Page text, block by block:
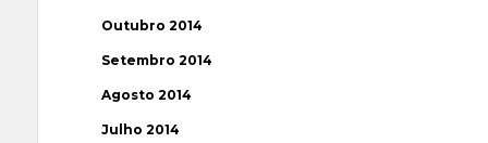
Outubro 2014
Setembro 2014
Agosto 2014
Julho 2014